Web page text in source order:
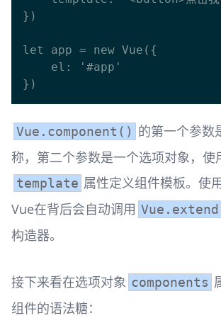
})
let app = new Vue({
Vue.component() 的第一个参数
称，第二个参数是一个选项对象，使
template 属性定义组件模板。使
Vue在背后会自动调用
构造器。
接下来看在选项对象 components
组件的语法糖：